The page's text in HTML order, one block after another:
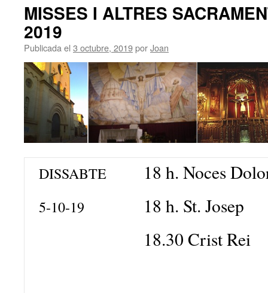
MISSES I ALTRES
2019
Publicada el 3 octubre, 2019porJoan
DISSABTE
5-10-19
18 h. Noces
18 h. St. Josep
18.30 Crist Rei